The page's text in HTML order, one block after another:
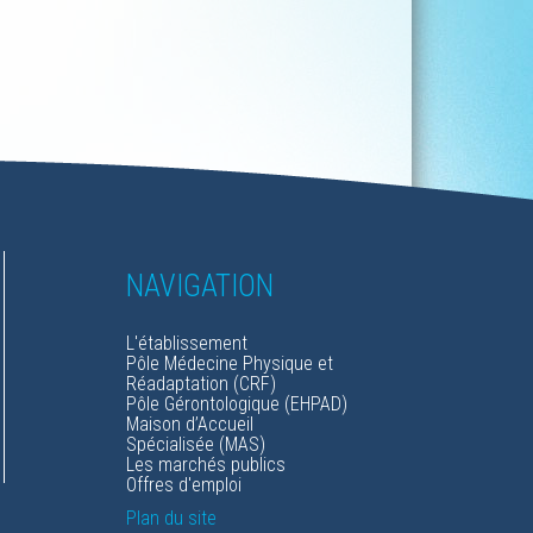
NAVIGATION
L'établissement
Pôle Médecine Physique et
Réadaptation (CRF)
Pôle Gérontologique (EHPAD)
Maison d’Accueil
Spécialisée (MAS)
Les marchés publics
Offres d'emploi
Plan du site